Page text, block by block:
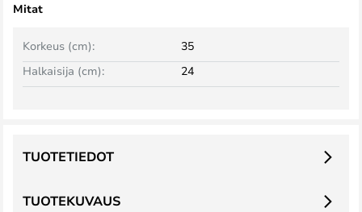
Mitat
Korkeus (cm):
35
Halkaisija (cm):
24
TUOTEKUVAUS
TUOTETIEDOT